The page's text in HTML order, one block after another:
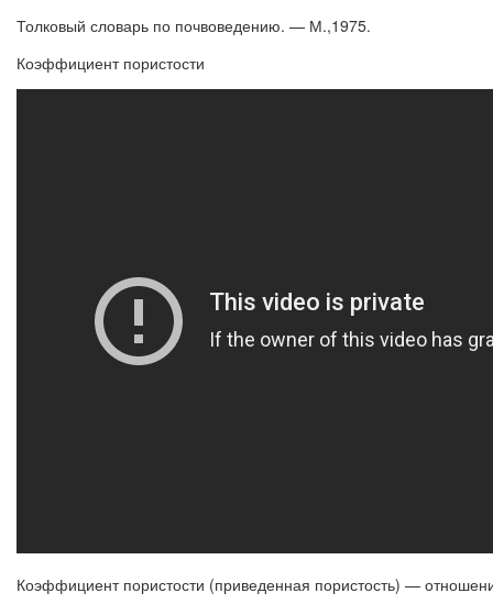
Толковый словарь по почвоведению. — М.,1975.
Коэффициент пористости
Коэффициент пористости (приведенная пористость) —